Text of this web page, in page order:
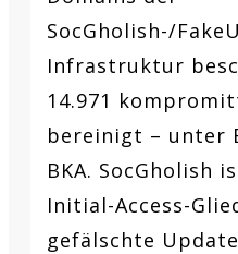
SocGholish-/
Infrastruktur
14.971
bereinigt – unter
BKA. SocGholish
Initial-Access-
gefälschte